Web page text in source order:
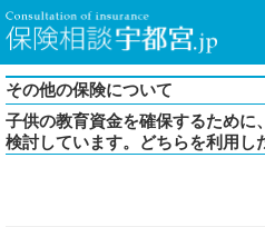
その他の保険について
子供の教育資金を確保するために
検討しています。どちらを利用し